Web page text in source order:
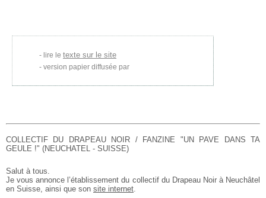
lire le texte sur le site
version papier diffusée par
COLLECTIF DU DRAPEAU NOIR / FANZINE "UN PAVE DANS TA
GEULE !" (NEUCHATEL - SUISSE)
Salut à tous.
Je vous annonce l’établissement du collectif du Drapeau Noir à Neuchâtel
en Suisse, ainsi que son site internet.